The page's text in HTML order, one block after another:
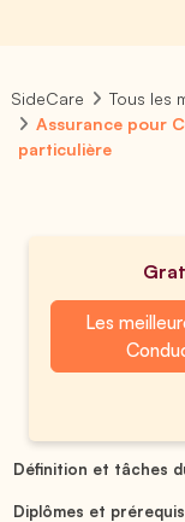
SideCare
Tous les
Assurance pour
particulière
Les
Définition et tâches
Diplômes et